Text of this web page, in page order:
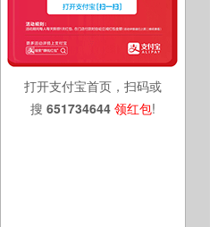
打开支付宝首页，扫码或
搜 651734644 领红包!